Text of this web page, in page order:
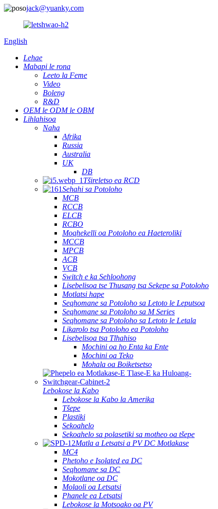
jack@yuanky.com
English
Lehae
Mabapi le rona
Leeto la Feme
Video
Boleng
R&D
OEM le ODM le OBM
Lihlahisoa
Naha
Afrika
Russia
Australia
UK
DB
Tšireletso ea RCD
Sehahi sa Potoloho
MCB
RCCB
ELCB
RCBO
Moqhekelli oa Potoloho ea Haeteroliki
MCCB
MPCB
ACB
VCB
Switch e ka Sehloohong
Lisebelisoa tse Thusang tsa Sekepe sa Potoloho
Motlatsi hape
Seqhomane sa Potoloho sa Letoto le Leputsoa
Seqhomane sa Potoloho sa M Series
Seqhomane sa Potoloho sa Letoto le Letala
Likarolo tsa Potoloho ea Potoloho
Lisebelisoa tsa Tlhahiso
Mochini oa ho Enta ka Ente
Mochini oa Teko
Mohala oa Boiketsetso
Lebokose la Kabo
Lebokose la Kabo la Amerika
Tšepe
Plastiki
Sekoahelo
Sekoahelo sa polasetiki sa motheo oa tšepe
Matla a Letsatsi a PV DC Motlakase
MC4
Phetoho e Isolated ea DC
Seqhomane sa DC
Mokotlane oa DC
Molaoli oa Letsatsi
Phanele ea Letsatsi
Lebokose la Motsoako oa PV